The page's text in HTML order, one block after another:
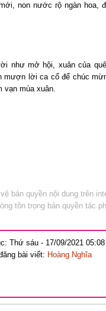
non nước rộ ngàn hoa,
như mở hội, xuân của
mượn lời ca cổ để chúc
vạn mùa xuân.
bản quyền nội dung trên
tôn trọng bản quyền tác
Thứ sáu - 17/09/2021 05:08
bài viết: Hoàng Nghĩa